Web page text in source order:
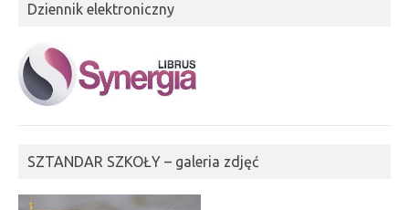
Dziennik elektroniczny
SZTANDAR SZKOŁY – galeria zdjęć